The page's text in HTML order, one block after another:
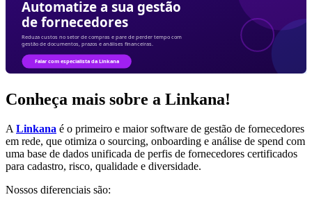
Conheça mais sobre a Linkana!
A Linkana é o primeiro e maior software de gestão de fornecedores
em rede, que otimiza o sourcing, onboarding e análise de spend com
uma base de dados unificada de perfis de fornecedores certificados
para cadastro, risco, qualidade e diversidade.
Nossos diferenciais são: